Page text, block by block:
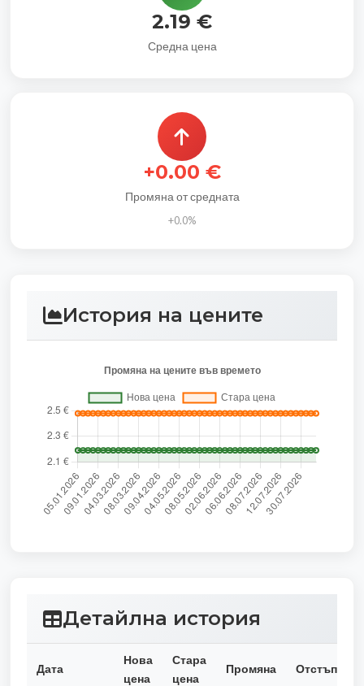
2.19 €
Средна цена
+0.00 €
Промяна от средната
+0.0%
История на цените
Детайлна история
Дата
Нова
цена
Стара
цена
Промяна Отстъпка